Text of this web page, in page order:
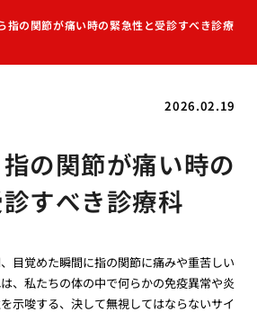
指の関節が痛い時の緊急性と受診すべき診療
2026.02.19
の関節が痛い時の
すべき診療科
目覚めた瞬間に指の関節に痛みや重苦しい
、私たちの体の中で何らかの免疫異常や炎
示唆する、決して無視してはならないサイ